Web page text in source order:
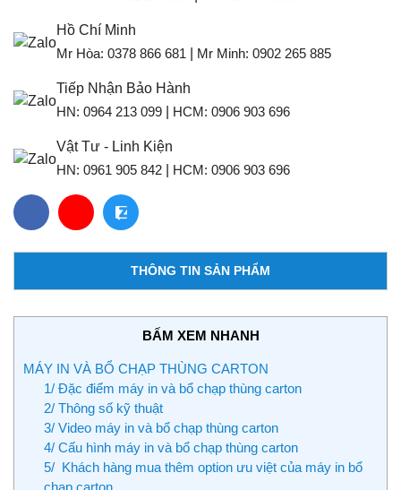
Hồ Chí Minh
Mr Hòa: 0378 866 681 Mr Minh: 0902 265 885
Tiếp Nhận Bảo Hành
HN: 0964 213 099 HCM: 0906 903 696
Vật Tư - Linh Kiện
HN: 0961 905 842 HCM: 0906 903 696
THÔNG TIN SẢN PHẨM
BẤM XEM NHANH
MÁY IN VÀ BỔ CHẠP THÙNG CARTON
1/ Đặc điểm máy in và bổ chạp thùng carton
2/ Thông số kỹ thuật
3/ Video máy in và bổ chạp thùng carton
4/ Cấu hình máy in và bổ chạp thùng carton
5/ Khách hàng mua thêm option ưu việt của máy in bổ